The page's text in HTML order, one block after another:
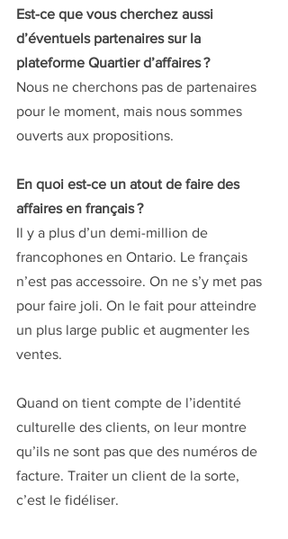
Est-ce que vous cherchez aussi
d’éventuels partenaires sur la
plateforme Quartier d’affaires ?
Nous ne cherchons pas de partenaires
pour le moment, mais nous sommes
ouverts aux propositions.
En quoi est-ce un atout de faire des
affaires en français ?
Il y a plus d’un demi-million de
francophones en Ontario. Le français
n’est pas accessoire. On ne s’y met pas
pour faire joli. On le fait pour atteindre
un plus large public et augmenter les
ventes.
Quand on tient compte de l’identité
culturelle des clients, on leur montre
qu’ils ne sont pas que des numéros de
facture. Traiter un client de la sorte,
c’est le fidéliser.